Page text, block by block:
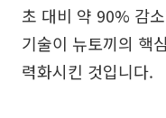
초 대비 약 90% 감
기술이 뉴토끼의 핵
력화시킨 것입니다.